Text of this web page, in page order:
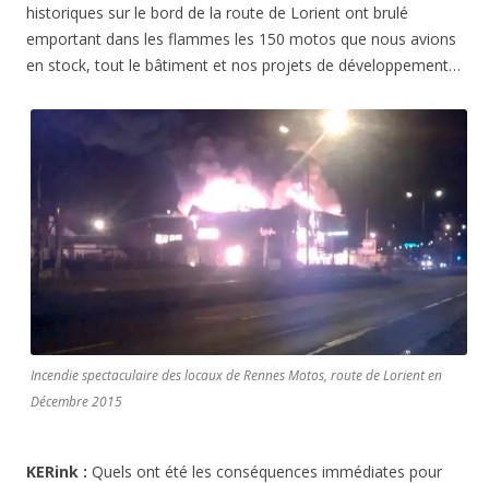
historiques sur le bord de la route de Lorient ont brulé
emportant dans les flammes les 150 motos que nous avions
en stock, tout le bâtiment et nos projets de développement…
Incendie spectaculaire des locaux de Rennes Motos, route de Lorient en
Décembre 2015
KERink : Quels ont été les conséquences immédiates pour